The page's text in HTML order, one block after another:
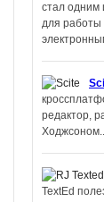
стал одним
для работы
редактор,
TextEd